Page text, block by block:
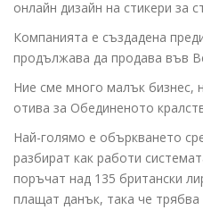
онлайн дизайн на стикери за
Компанията е създадена
продължава да продава във
Ние сме много малък бизнес,
отива за Обединеното
Най-голямо е объркването
разбират как работи
поръчат над 135 британски
плащат данък, така че